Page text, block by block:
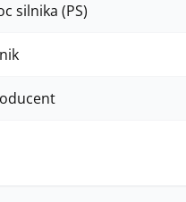
silnika (PS)